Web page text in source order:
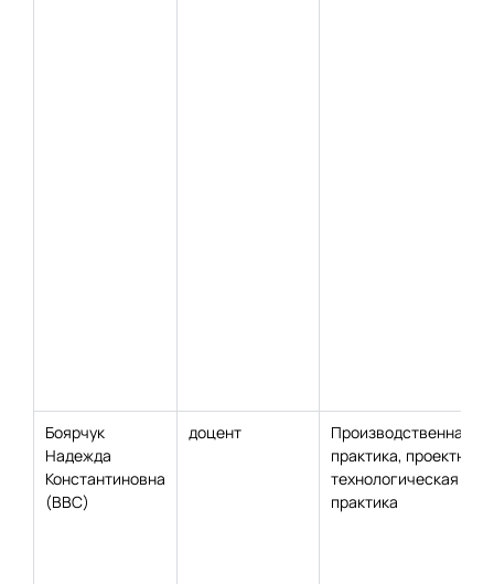
Боярчук
Надежда
Константиновна
(ВВС)
доцент
Производственная
практика, проектно-
технологическая
практика